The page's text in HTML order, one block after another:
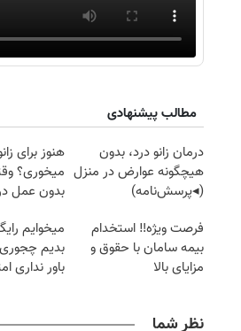
مطالب پیشنهادی
درمان زانو درد، بدون
هیچگونه عوارض در منزل
(◂پرسش‌نامه)
هنوز برای
میخوری؟
بدون عمل
فرصت ویژه‼️ استخدام
بیمه سامان با حقوق و
مزایای بالا
میخوایم
بدیم
باور نداری
نظر شما